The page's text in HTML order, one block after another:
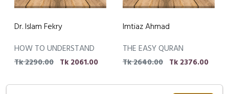
Dr. Islam Fekry
HOW TO UNDERSTAND
85% OF THE QURAN
Tk 2290.00 Tk 2061.00
Imtiaz Ahmad
THE EASY QURAN
(REVISED ED.)
Tk 2640.00 Tk 2376.00